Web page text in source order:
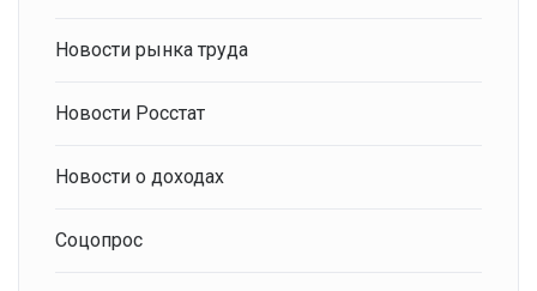
Новости рынка труда
Новости Росстат
Новости о доходах
Соцопрос